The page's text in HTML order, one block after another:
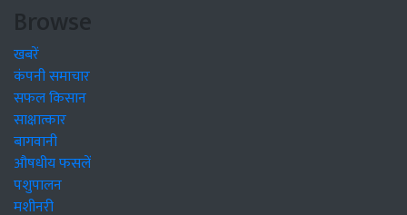
Browse
खबरें
कंपनी समाचार
सफल किसान
साक्षात्कार
बागवानी
औषधीय फसलें
पशुपालन
मशीनरी